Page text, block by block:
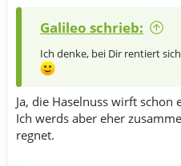
Galileo schrieb:
Ich denke, bei Dir rentiert
Ja, die Haselnuss wirft schon
Ich werds aber eher
regnet.